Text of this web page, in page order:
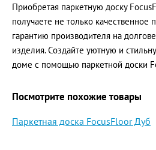
Приобретая паркетную доску
получаете не только качественное
гарантию производителя на
изделия. Создайте уютную и
доме с помощью паркетной доски
Посмотрите похожие товары
Паркетная доска FocusFloor Дуб